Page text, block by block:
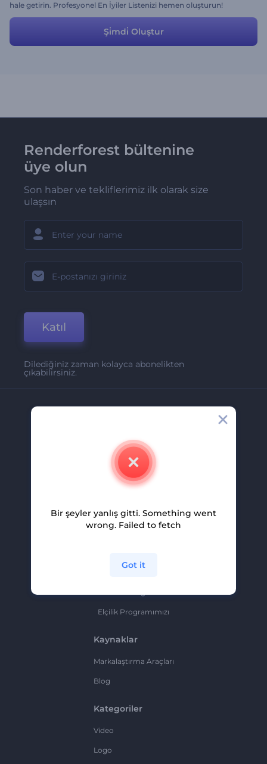
hale getirin. Profesyonel En İyiler Listenizi hemen oluşturun!
Şi̇mdi̇ Oluştur
Renderforest bültenine
üye olun
Son haber ve tekliflerimiz ilk olarak size
ulaşsın
Katıl
Dilediğiniz zaman kolayca abonelikten
çıkabilirsiniz.
İletişim
Kariyer
Ortaklık Programı
Elçilik Programımızı
Kaynaklar
Markalaştırma Araçları
Blog
Kategoriler
Video
Logo
Bir şeyler yanlış gitti. Something went
wrong. Failed to fetch
Got it